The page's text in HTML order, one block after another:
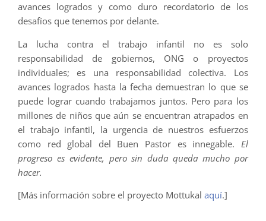
avances logrados y como duro recordatorio de los
desafíos que tenemos por delante.
La lucha contra el trabajo infantil no es solo
responsabilidad de gobiernos, ONG o proyectos
individuales; es una responsabilidad colectiva. Los
avances logrados hasta la fecha demuestran lo que se
puede lograr cuando trabajamos juntos. Pero para los
millones de niños que aún se encuentran atrapados en
el trabajo infantil, la urgencia de nuestros esfuerzos
como red global del Buen Pastor es innegable. El
progreso es evidente, pero sin duda queda mucho por
hacer.
[Más información sobre el proyecto Mottukalaquí.]